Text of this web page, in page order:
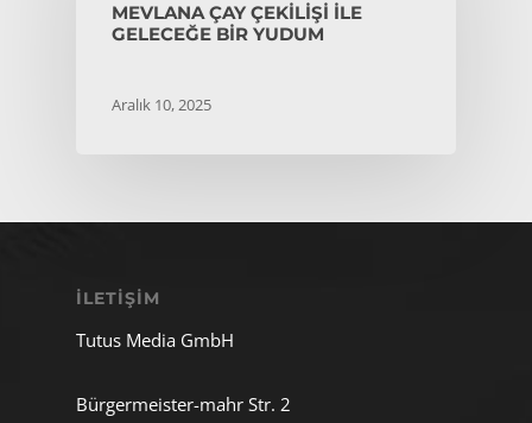
MEVLANA ÇAY ÇEKILIŞI İLE
GELECEĞE BIR YUDUM
Aralık 10, 2025
İLETIŞIM
Tutus Media GmbH
Bürgermeister-mahr Str. 2